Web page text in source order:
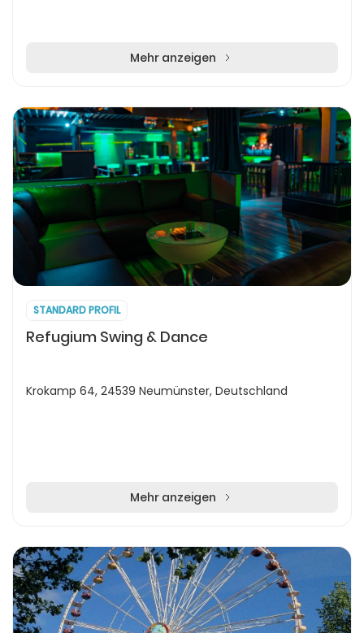
Mehr anzeigen
STANDARD PROFIL
Refugium Swing & Dance
Krokamp 64, 24539 Neumünster, Deutschland
Mehr anzeigen